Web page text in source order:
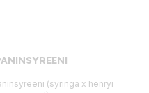
(syringa x henryi